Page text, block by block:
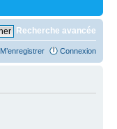
Recherche avancée
M’enregistrer Connexion